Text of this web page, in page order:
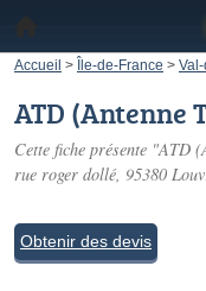
Accueil > Île-de-France >
ATD (Antenne
Cette fiche présente "ATD
rue roger dollé, 95380
Obtenir des devis